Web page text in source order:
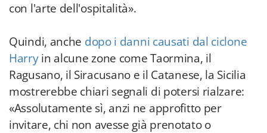
con l'arte dell'ospitalità».
Quindi, anche dopo i danni causati dal ciclone
Harryin alcune zone come Taormina, il
Ragusano, il Siracusano e il Catanese, la Sicilia
mostrerebbe chiari segnali di potersi rialzare:
«Assolutamente sì, anzi ne approfitto per
invitare, chi non avesse già prenotato o